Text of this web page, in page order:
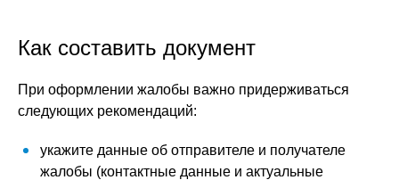
Как составить документ
При оформлении жалобы важно придерживаться
следующих рекомендаций:
укажите данные об отправителе и получателе
жалобы (контактные данные и актуальные